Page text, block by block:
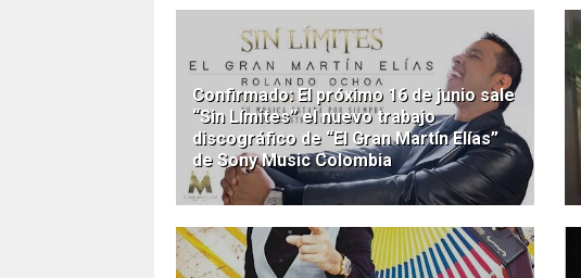
Confirmado: El próximo 16 de junio sale
“Sin Límites” el nuevo trabajo
discográfico de “El Gran Martín Elías”
de Sony Music Colombia